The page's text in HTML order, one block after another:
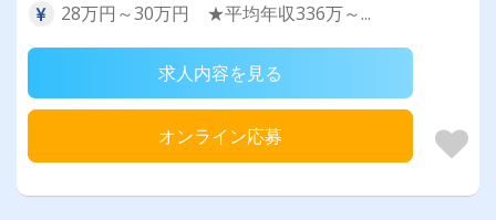
28万円～30万円 ★平均年収336万～...
求人内容を見る
オンライン応募